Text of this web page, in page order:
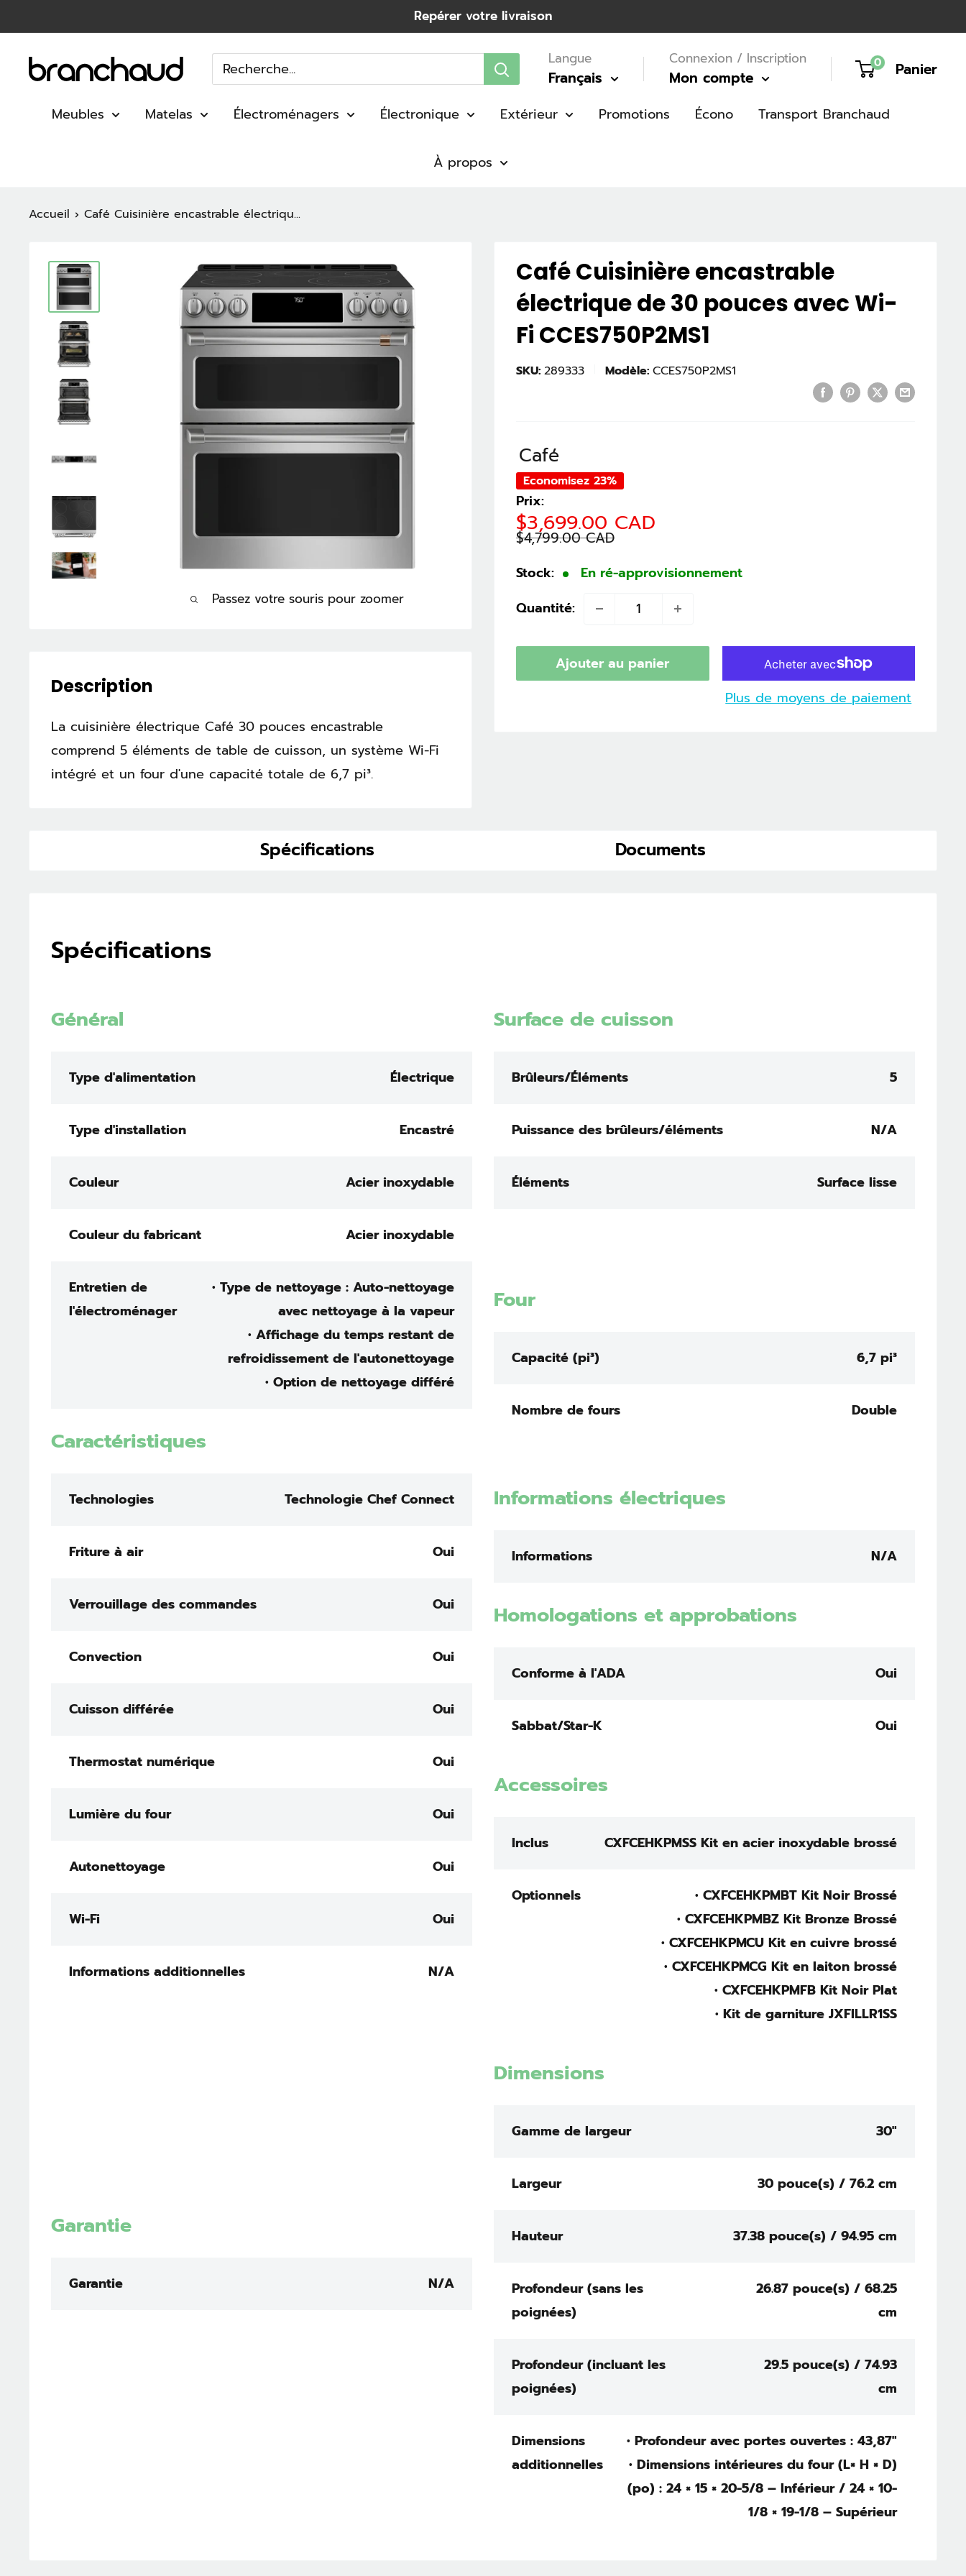
au
contenu
Repérer votre livraison
Branchaud Langue
Français
Connexion / Inscription
Mon compte
0 Panier
Meubles Matelas Électroménagers Électronique Extérieur Promotions Écono Transport Branchaud
À propos
Accueil Café Cuisinière encastrable électriqu...
Passez votre souris pour zoomer
Café Cuisinière encastrable
électrique de 30 pouces avec Wi-
Fi CCES750P2MS1
SKU: 289333 Modèle: CCES750P2MS1
Café
Economisez 23%
Prix:
Prix
réduit
$3,699.00 CAD
$4,799.00 CAD
Stock:
En ré-approvisionnement
Quantité:
Ajouter au panier
Plus de moyens de paiement
Description
La cuisinière électrique Café 30 pouces encastrable
comprend 5 éléments de table de cuisson, un système Wi-Fi
intégré et un four d'une capacité totale de 6,7 pi³.
Spécifications Documents
Spécifications
Général
Type d'alimentation Électrique
Type d'installation Encastré
Couleur Acier inoxydable
Couleur du fabricant Acier inoxydable
Entretien de
l'électroménager
• Type de nettoyage : Auto-nettoyage
avec nettoyage à la vapeur
• Affichage du temps restant de
refroidissement de l'autonettoyage
• Option de nettoyage différé
Surface de cuisson
Brûleurs/Éléments 5
Puissance des brûleurs/éléments N/A
Éléments Surface lisse
Four
Capacité (pi³) 6,7 pi³
Nombre de fours Double
Caractéristiques
Technologies Technologie Chef Connect
Friture à air Oui
Verrouillage des commandes Oui
Convection Oui
Cuisson différée Oui
Thermostat numérique Oui
Lumière du four Oui
Autonettoyage Oui
Wi-Fi Oui
Informations additionnelles N/A
Informations électriques
Informations N/A
Homologations et approbations
Conforme à l'ADA Oui
Sabbat/Star-K Oui
Accessoires
Inclus CXFCEHKPMSS Kit en acier inoxydable brossé
Optionnels
• CXFCEHKPMBT Kit Noir Brossé
• CXFCEHKPMBZ Kit Bronze Brossé
• CXFCEHKPMCU Kit en cuivre brossé
• CXFCEHKPMCG Kit en laiton brossé
• CXFCEHKPMFB Kit Noir Plat
• Kit de garniture JXFILLR1SS
Dimensions
Gamme de largeur 30"
Largeur 30 pouce(s) / 76.2 cm
Hauteur 37.38 pouce(s) / 94.95 cm
Profondeur (sans les
poignées)
26.87 pouce(s) / 68.25
cm
Profondeur (incluant les
poignées)
29.5 pouce(s) / 74.93
cm
Dimensions
additionnelles
• Profondeur avec portes ouvertes : 43,87"
• Dimensions intérieures du four (L× H × D)
(po) : 24 × 15 × 20-5/8 – Inférieur / 24 × 10-
1/8 × 19-1/8 – Supérieur
Garantie
Garantie N/A